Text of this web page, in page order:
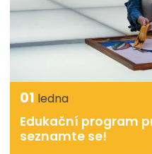
01 ledna
Edukační program
seznamte se!